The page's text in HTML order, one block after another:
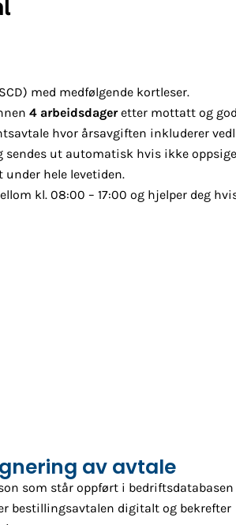
med medfølgende kortleser.
4 arbeidsdageretter mottatt og
hvor årsavgiften inkluderer
sendes ut automatisk hvis ikke
hele levetiden.
kl. 08:00 – 17:00 og hjelper deg
av avtale
som står oppført i bedriftsdatabasen
bestillingsavtalen digitalt og bekrefter